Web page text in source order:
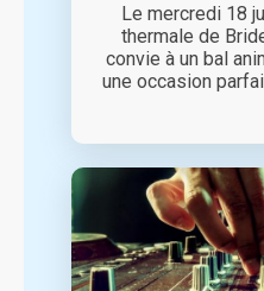
Le mercredi 18
thermale de
convie à un bal
une occasion